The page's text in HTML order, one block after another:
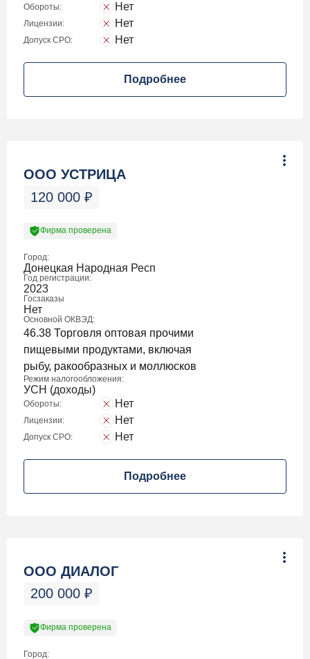
Обороты: Нет
Лицензии: Нет
Допуск СРО: Нет
Подробнее
ООО УСТРИЦА
120 000 ₽
Фирма проверена
Город:
Донецкая Народная Респ
Год регистрации:
2023
Госзаказы
Нет
Основной ОКВЭД:
46.38 Торговля оптовая прочими
пищевыми продуктами, включая
рыбу, ракообразных и моллюсков
Режим налогообложения:
УСН (доходы)
Обороты: Нет
Лицензии: Нет
Допуск СРО: Нет
Подробнее
ООО ДИАЛОГ
200 000 ₽
Фирма проверена
Город: